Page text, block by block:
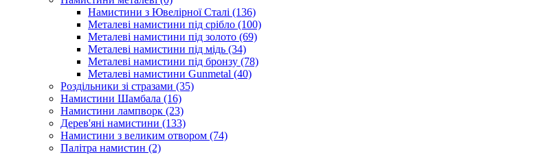
Намистини з Ювелірної Сталі (136)
Металеві намистини під срібло (100)
Металеві намистини під золото (69)
Металеві намистини під мідь (34)
Металеві намистини під бронзу (78)
Металеві намистини Gunmetal (40)
Роздільники зі стразами (35)
Намистини Шамбала (16)
Намистини лампворк (23)
Дерев'яні намистини (133)
Намистини з великим отвором (74)
Палітра намистин (2)